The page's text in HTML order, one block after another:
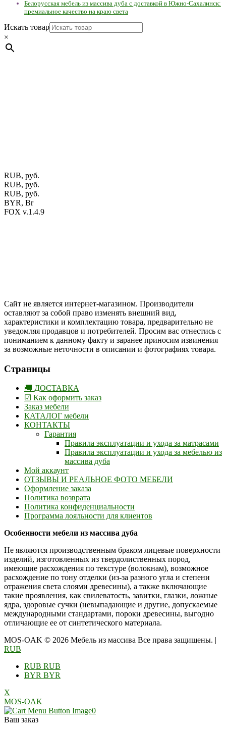
Белорусская мебель из массива дуба с доставкой в Южно-Сахалинск:
премиальное качество на краю света
Искать товар
×
RUB, руб.
RUB, руб.
RUB, руб.
BYR, Br
FOX v.1.4.9
Сайт не является интернет-магазином. Производители
оставляют за собой право изменять внешний вид,
характеристики и комплектацию товара, предварительно не
уведомляя продавцов и потребителей. Просим вас отнестись с
пониманием к данному факту и заранее приносим извинения
за возможные неточности в описании и фотографиях товара.
Страницы
🚚 ДОСТАВКА
☑ Как оформить заказ
Заказ мебели
КАТАЛОГ мебели
КОНТАКТЫ
Гарантия
Правила эксплуатации и ухода за матрасами
Правила эксплуатации и ухода за мебелью из
массива дуба
Мой аккаунт
ОТЗЫВЫ И РЕАЛЬНОЕ ФОТО МЕБЕЛИ
Оформление заказа
Политика возврата
Политика конфиденциальности
Программа лояльности для клиентов
Особенности мебели из массива дуба
Не являются производственным браком лицевые поверхности
изделий, изготовленных из твердолиственных пород,
имеющие расхождения по текстуре (волокнам), возможное
расхождение по тону отделки (из-за разного угла и степени
отражения света слоями древесины), а также включающие
такие проявления, как свилеватость, завитки, глазки, ложные
ядра, здоровые сучки (невыпадающие и другие, допускаемые
международными стандартами, пороки древесины, выгодно
отличающие ее от синтетического материала.
MOS-OAK © 2026 Мебель из массива Все права защищены. |
RUB
RUB RUB
BYR BYR
X
MOS-OAK
0
Ваш заказ